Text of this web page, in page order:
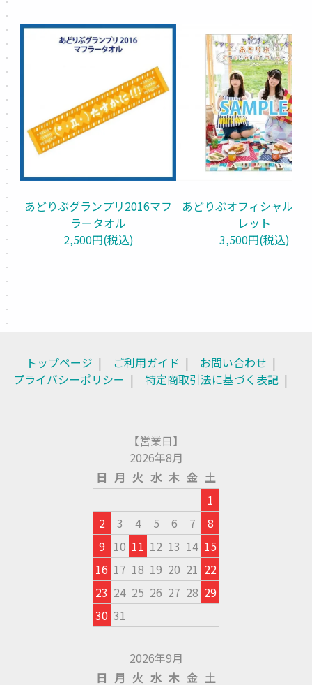
あどりぶグランプリ2016マフ
ラータオル
2,500円(税込)
あどりぶオフィシャルパ
レット
3,500円(税込)
トップページ ご利用ガイド
お問い合わせ
プライバシーポリシー
特定商取引法に基づく表記
【営業日】
2026年8月
日 月 火 水 木 金 土
1
2
3 4 5 6 7
8
9 10 11 12 13 14 15
16 17 18 19 20 21 22
23 24 25 26 27 28 29
30 31
2026年9月
日 月 火 水 木 金 土